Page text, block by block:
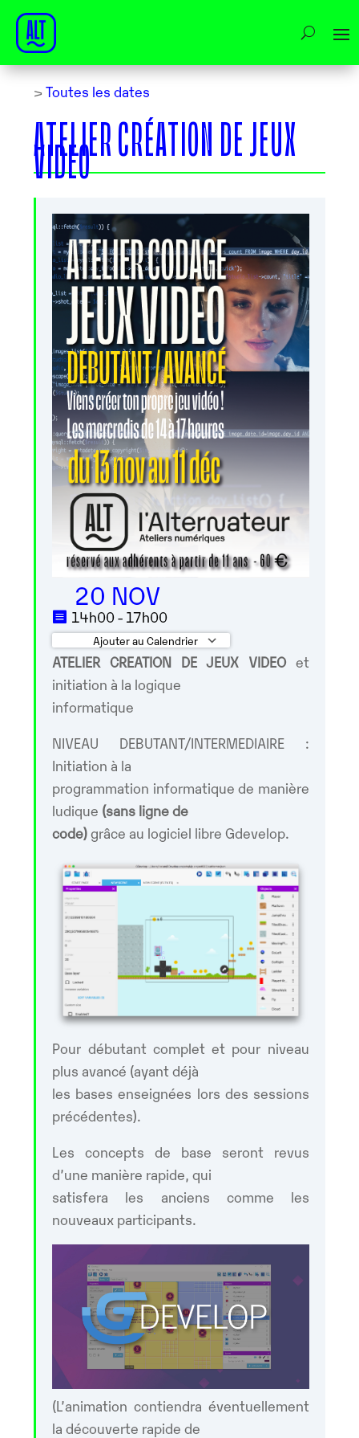
> Toutes les dates
ATELIER CRÉATION DE JEUX
VIDEO
20 NOV
14h00 - 17h00
Ajouter au Calendrier
Télécharger ICS Calendrier Google
ATELIER CREATION DE JEUX VIDEOet
initiation à la logique
informatique
NIVEAU DEBUTANT/INTERMEDIAIRE :
Initiation à la
programmation informatique de manière
ludique (sans ligne de
code)grâce au logiciel libre Gdevelop.
Pour débutant complet et pour niveau
plus avancé (ayant déjà
les bases enseignées lors des sessions
précédentes).
Les concepts de base seront revus
d’une manière rapide, qui
satisfera les anciens comme les
nouveaux participants.
(L’animation contiendra éventuellement
la découverte rapide de